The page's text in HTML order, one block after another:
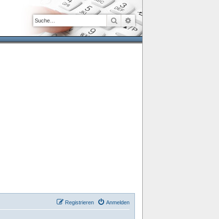
SucheErweiterte Suche
Anmelden
Registrieren